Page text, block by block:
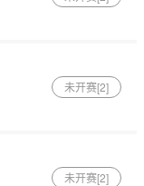
未开赛[2]
未开赛[2]